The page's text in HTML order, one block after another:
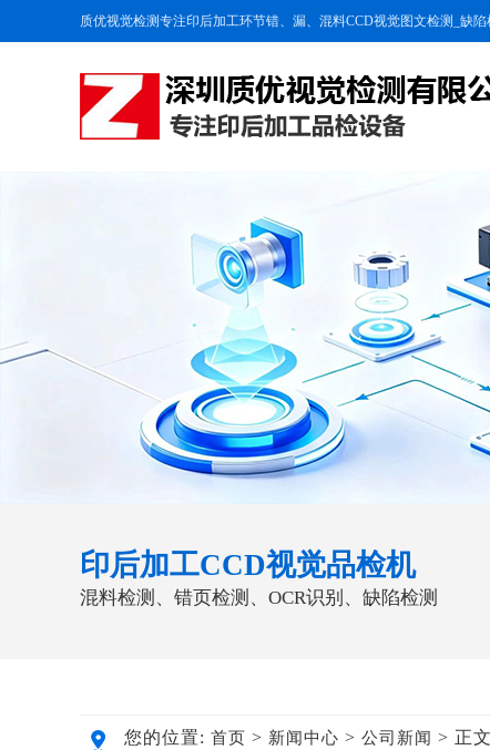
质优视觉检测专注印后加工环节错、漏、混料CCD视觉图文检测_缺
印后加工CCD视觉品检机
混料检测、错页检测、OCR识别、缺陷检测
您的位置: 首页 > 新闻中心 > 公司新闻 > 正文